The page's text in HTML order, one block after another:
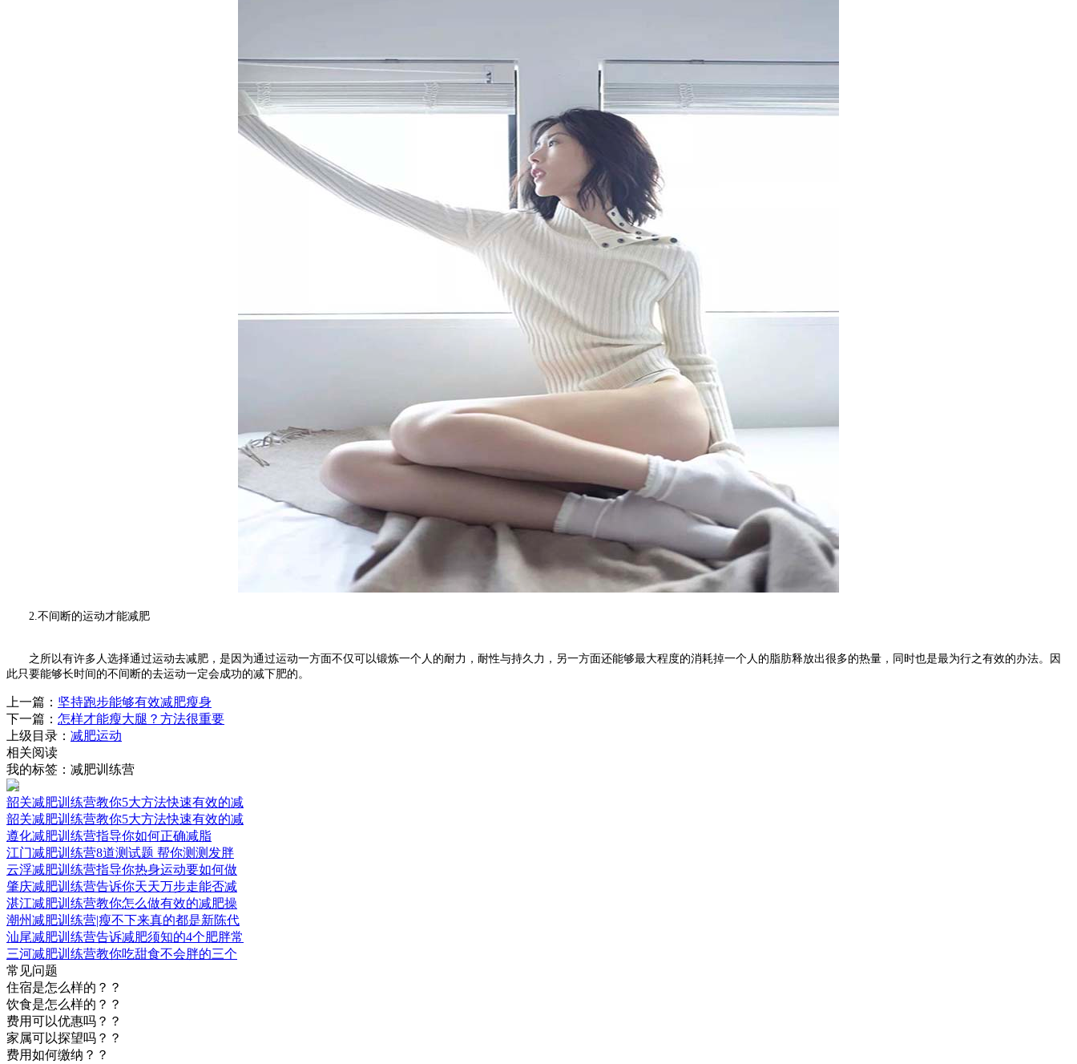
2.不间断的运动才能减肥
之所以有许多人选择通过运动去减肥，是因为通过运动一方面不仅可以锻炼一个人的耐力，耐性与持久力，另一方面还能够最大程度的消耗掉一个人的脂肪释放出很多的热量，同时也是最为行之有效的办法。因
此只要能够长时间的不间断的去运动一定会成功的减下肥的。
上一篇： 坚持跑步能够有效减肥瘦身
下一篇： 怎样才能瘦大腿？方法很重要
上级目录： 减肥运动
相关阅读
我的标签：减肥训练营
韶关减肥训练营教你5大方法快速有效的减
韶关减肥训练营教你5大方法快速有效的减
遵化减肥训练营指导你如何正确减脂
江门减肥训练营8道测试题 帮你测测发胖
云浮减肥训练营指导你热身运动要如何做
肇庆减肥训练营告诉你天天万步走能否减
湛江减肥训练营教你怎么做有效的减肥操
潮州减肥训练营|瘦不下来真的都是新陈代
汕尾减肥训练营告诉减肥须知的4个肥胖常
三河减肥训练营教你吃甜食不会胖的三个
常见问题
住宿是怎么样的？？
饮食是怎么样的？？
费用可以优惠吗？？
家属可以探望吗？？
费用如何缴纳？？